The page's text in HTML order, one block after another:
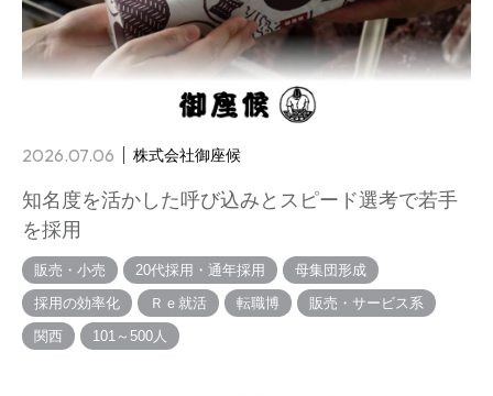
2026.07.06 株式会社御座候
知名度を活かした呼び込みとスピード選考で若手
を採用
販売・小売 20代採用・通年採用
母集団形成
採用の効率化
Ｒｅ就活 転職博
販売・サービス系
関西
101～500人